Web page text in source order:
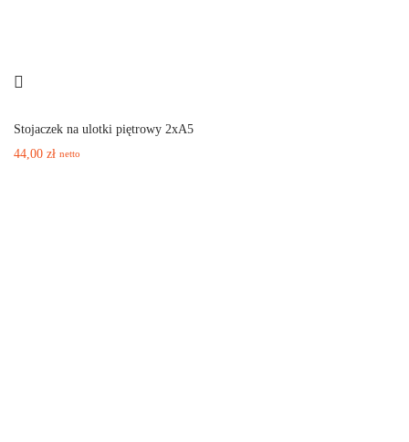
Stojaczek na ulotki piętrowy 2xA5
44,00 zł netto